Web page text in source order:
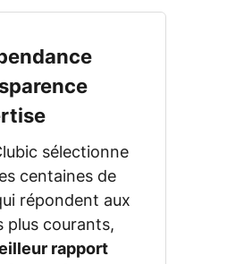
sélectionne
centaines de
répondent aux
plus courants,
rapport